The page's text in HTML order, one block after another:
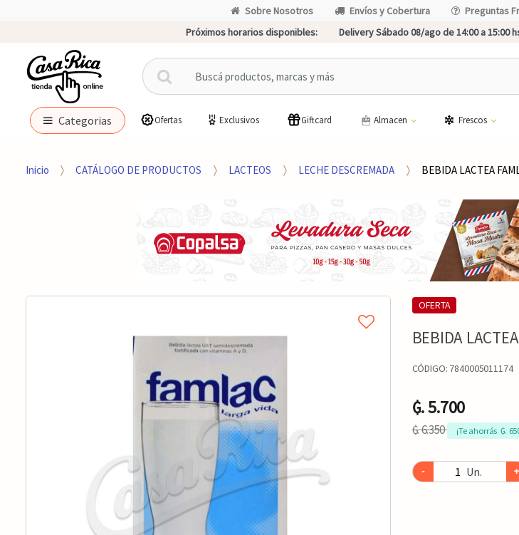
Sobre Nosotros Envíos y Cobertura Preguntas
Próximos horarios disponibles:
Delivery Sábado 08/ago de 14:00 a 15:00
B
u
c
p
Categorias Ofertas Exclusivos Giftcard Almacen Frescos
Inicio CATÁLOGO DE PRODUCTOS LACTEOS LECHE DESCREMADA BEBIDA LACTEA
OFERTA
BEBIDA
CÓDIGO: 7840005011174
₲. 5.700
₲. 6.350 ¡Te ahorrás  ₲.
- Un. +